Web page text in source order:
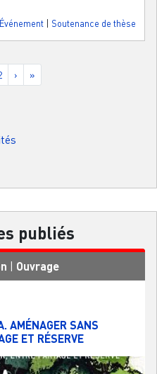
Événement Soutenance de thèse
courante
Page suivante
› Dernière page
»
publiés
| Ouvrage
AMÉNAGER SANS
ET RÉSERVE